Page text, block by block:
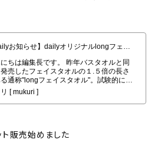
ルlongフェイスタオル４枚セット発売開始
ト販売始めました